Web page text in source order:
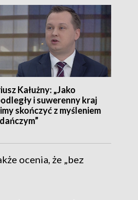
Kałużny: „Jako
i suwerenny kraj
skończyć z myśleniem
ocenia, że „bez